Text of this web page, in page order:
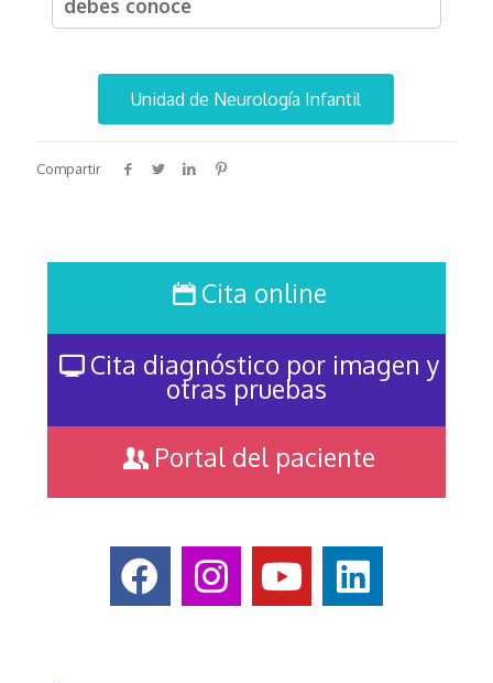
debes conoce
Unidad de Neurología Infantil
Compartir
Cita online
Cita diagnóstico por imagen y
otras pruebas
Portal del paciente